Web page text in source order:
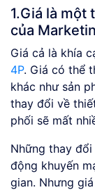
1.Giá là
của
Giá cả là khía
4P. Giá có thể
khác như sản
thay đổi về
phối sẽ mất
Những thay
động khuyến
gian. Nhưng